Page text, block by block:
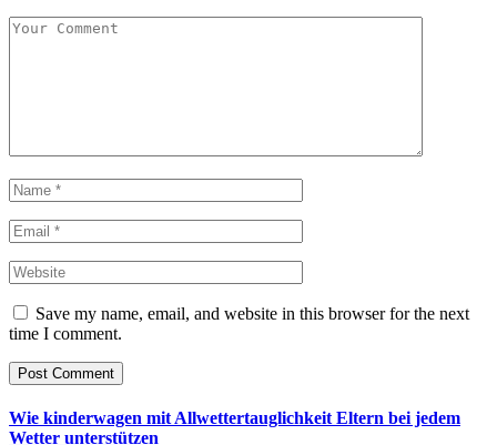
Save my name, email, and website in this browser for the next
time I comment.
Wie kinderwagen mit Allwettertauglichkeit Eltern bei jedem
Wetter unterstützen